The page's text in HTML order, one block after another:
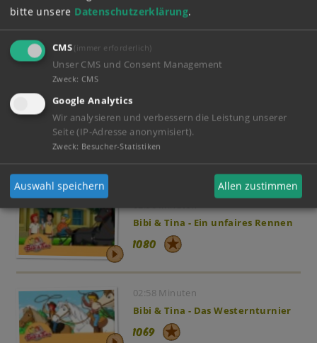
02:39 Minuten
Bibi & Tina - Der Pferdeflüsterer
1192
02:59 Minuten
Bibi & Tina - Felix, der Filmstar
Bibi & Tina - Ein unfaires Rennen
1080
02:58 Minuten
Bibi & Tina - Das Westernturnier
1069
bitte unsere Datenschutzerklärung.
CMS (immer erforderlich)
Unser CMS und Consent Management
Zweck: CMS
Google Analytics
Wir analysieren und verbessern die Leistung unserer
Seite (IP-Adresse anonymisiert).
Zweck: Besucher-Statistiken
Auswahl speichern Allen zustimmen